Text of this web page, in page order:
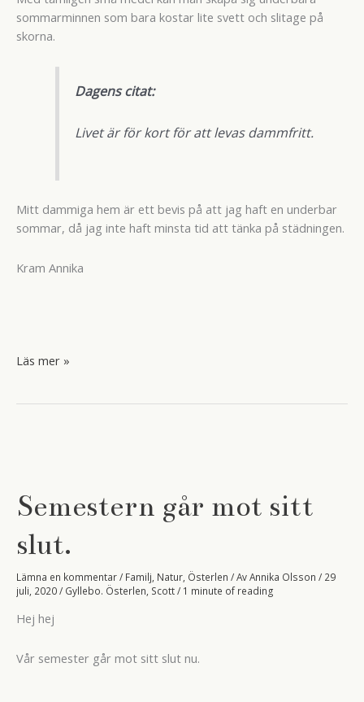
sommarminnen som bara kostar lite svett och slitage på
skorna.
Dagens citat:
Livet är för kort för att levas dammfritt.
Mitt dammiga hem är ett bevis på att jag haft en underbar
sommar, då jag inte haft minsta tid att tänka på städningen.
Kram Annika
Där
Läs mer »
Semestern går mot sitt
slut.
Lämna en kommentar/ Familj Natur Österlen / AvAnnika Olsson / 29
juli, 2020/ Gyllebo. Österlen Scott/ 1 minute of reading
Hej hej
Vår semester går mot sitt slut nu.